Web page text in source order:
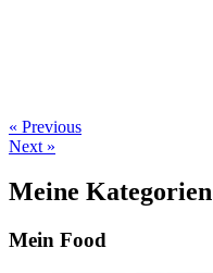
« Previous
Next »
Meine Kategorien
Mein Food